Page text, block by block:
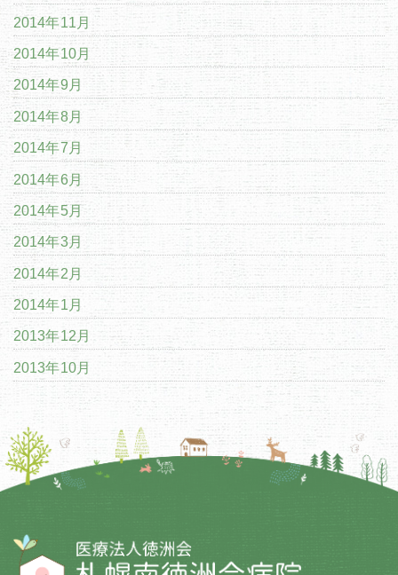
2014年11月
2014年10月
2014年9月
2014年8月
2014年7月
2014年6月
2014年5月
2014年3月
2014年2月
2014年1月
2013年12月
2013年10月